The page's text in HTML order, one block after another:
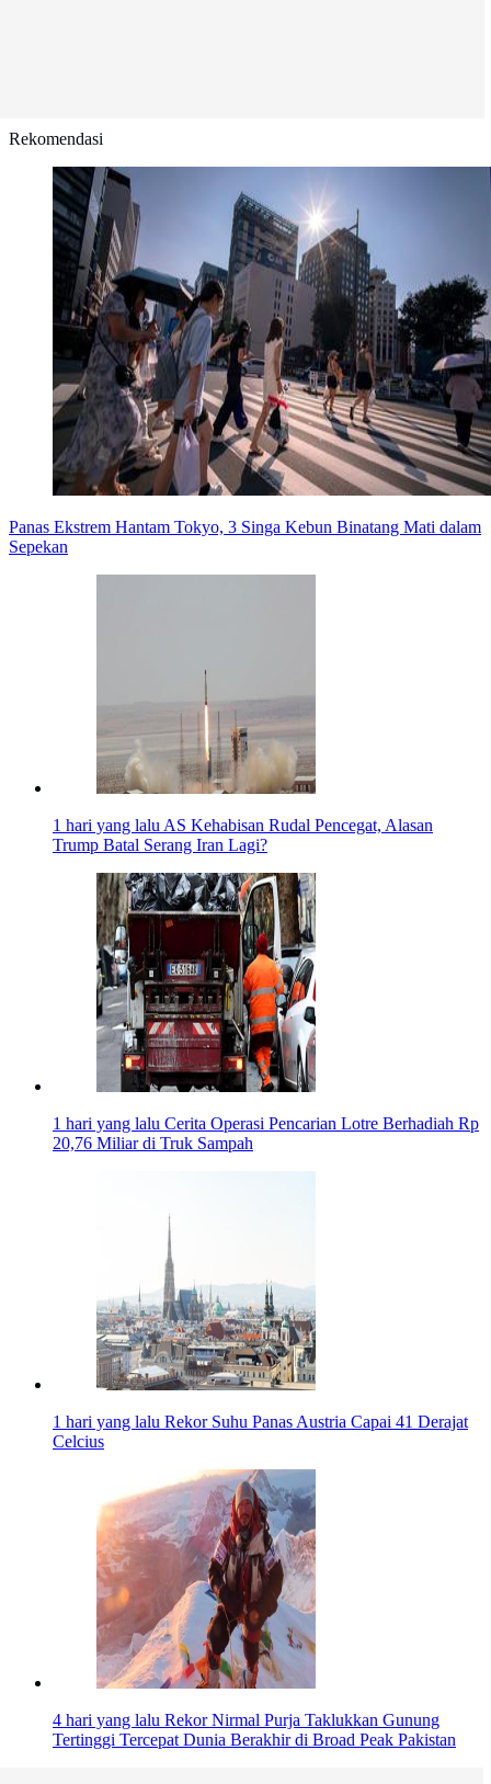
Rekomendasi
Panas Ekstrem Hantam Tokyo, 3 Singa Kebun Binatang Mati dalam
Sepekan
1 hari yang laluAS Kehabisan Rudal Pencegat, Alasan
Trump Batal Serang Iran Lagi?
1 hari yang lalu Cerita Operasi Pencarian Lotre Berhadiah Rp
20,76 Miliar di Truk Sampah
1 hari yang lalu Rekor Suhu Panas Austria Capai 41 Derajat
Celcius
4 hari yang lalu Rekor Nirmal Purja Taklukkan Gunung
Tertinggi Tercepat Dunia Berakhir di Broad Peak Pakistan